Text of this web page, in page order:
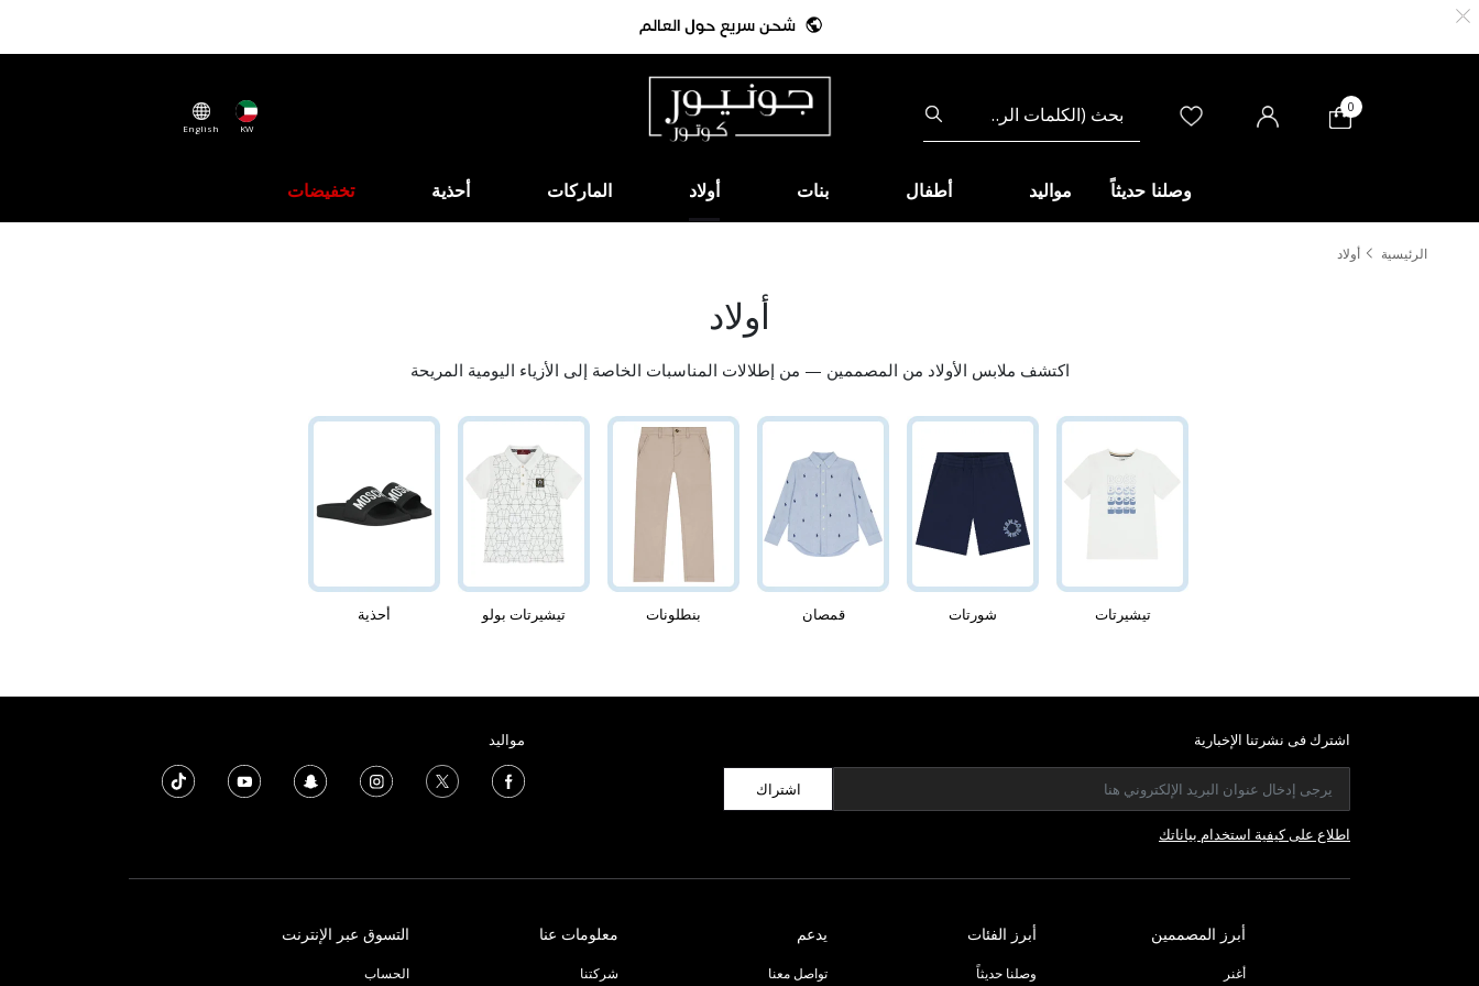
KW
English
0
وصلنا حديثاً مواليد أطفال بنات أولاد الماركات أحذية تخفيضات
الرئيسية أولاد
أولاد
اكتشف ملابس الأولاد من المصممين — من إطلالات المناسبات الخاصة إلى الأزياء اليومية المريحة
تيشيرتات شورتات قمصان بنطلونات تيشيرتات بولو أحذية
اشترك فى نشرتنا الإخبارية
اشتراك
اطلاع على كيفية استخدام بياناتك
مواليد
أبرز المصممين
أغنر
أبرز الفئات
وصلنا حديثاً
يدعم
تواصل معنا
معلومات عنا
شركتنا
التسوق عبر الإنترنت
الحساب